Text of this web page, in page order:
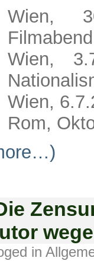
Wien,
Filmabend
Wien,
Wien,
Rom,
in